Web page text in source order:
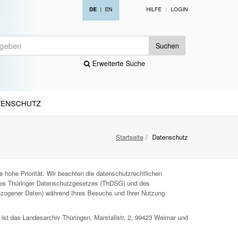
DE | EN HILFE LOGIN
Suchen
Erweiterte Suche
Startseite Datenschutz
Priorität. Wir beachten die datenschutzrechtlichen
Thüringer Datenschutzgesetzes (ThDSG) und des
Daten) während Ihres Besuchs und Ihrer Nutzung
das Landesarchiv Thüringen, Marstallstr. 2, 99423 Weimar und